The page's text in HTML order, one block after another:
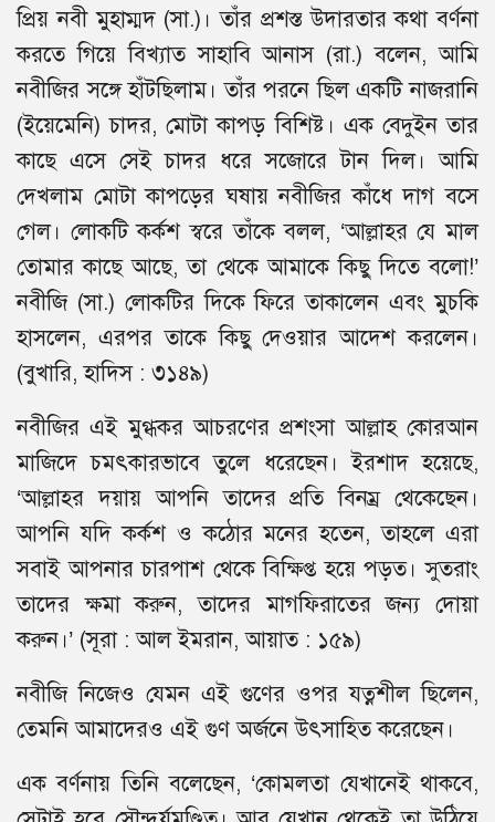
প্রিয় নবী মুহাম্মদ (সা.)। তাঁর প্রশস্ত উদারতার কথা বর্ণনা
করতে গিয়ে বিখ্যাত সাহাবি আনাস (রা.) বলেন, আমি
নবীজির সঙ্গে হাঁটছিলাম। তাঁর পরনে ছিল একটি নাজরানি
(ইয়েমেনি) চাদর, মোটা কাপড় বিশিষ্ট। এক বেদুইন তার
কাছে এসে সেই চাদর ধরে সজোরে টান দিল। আমি
দেখলাম মোটা কাপড়ের ঘষায় নবীজির কাঁধে দাগ বসে
গেল। লোকটি কর্কশ স্বরে তাঁকে বলল, ‘আল্লাহর যে মাল
তোমার কাছে আছে, তা থেকে আমাকে কিছু দিতে বলো!’
নবীজি (সা.) লোকটির দিকে ফিরে তাকালেন এবং মুচকি
হাসলেন, এরপর তাকে কিছু দেওয়ার আদেশ করলেন।
(বুখারি, হাদিস : ৩১৪৯)
নবীজির এই মুগ্ধকর আচরণের প্রশংসা আল্লাহ কোরআন
মাজিদে চমৎকারভাবে তুলে ধরেছেন। ইরশাদ হয়েছে,
‘আল্লাহর দয়ায় আপনি তাদের প্রতি বিনম্র থেকেছেন।
আপনি যদি কর্কশ ও কঠোর মনের হতেন, তাহলে এরা
সবাই আপনার চারপাশ থেকে বিক্ষিপ্ত হয়ে পড়ত। সুতরাং
তাদের ক্ষমা করুন, তাদের মাগফিরাতের জন্য দোয়া
করুন।’ (সূরা : আল ইমরান, আয়াত : ১৫৯)
নবীজি নিজেও যেমন এই গুণের ওপর যত্নশীল ছিলেন,
তেমনি আমাদেরও এই গুণ অর্জনে উৎসাহিত করেছেন।
এক বর্ণনায় তিনি বলেছেন, ‘কোমলতা যেখানেই থাকবে,